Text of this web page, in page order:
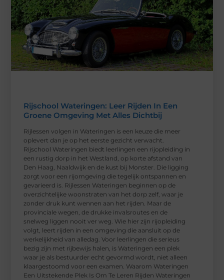
Rijschool Wateringen: Leer Rijden In Een
Groene Omgeving Met Alles Dichtbij
Rijlessen volgen in Wateringen is een keuze die meer
oplevert dan je op het eerste gezicht verwacht.
Rijschool Wateringen biedt leerlingen een rijopleiding in
een rustig dorp in het Westland, op korte afstand van
Den Haag, Naaldwijk en de kust bij Monster. Die ligging
zorgt voor een rijomgeving die tegelijk ontspannen en
gevarieerd is. Rijlessen Wateringen beginnen op de
overzichtelijke woonstraten van het dorp zelf, waar je
zonder druk kunt wennen aan het rijden. Maar de
provinciale wegen, de drukke invalsroutes en de
snelweg liggen nooit ver weg. Wie hier zijn rijopleiding
volgt, leert rijden in een omgeving die aansluit op de
werkelijkheid van alledag. Voor leerlingen die serieus
bezig zijn met rijbewijs halen, is Wateringen een plek
waar je als bestuurder echt gevormd wordt, niet alleen
klaargestoomd voor een examen. Waarom Wateringen
Een Uitstekende Plek Is Om Te Leren Rijden Wateringen